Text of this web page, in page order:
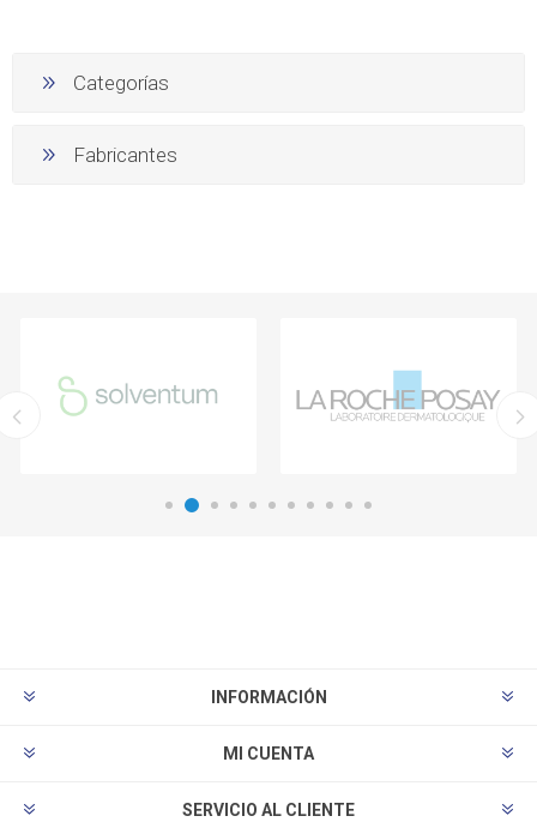
Categorías
Fabricantes
INFORMACIÓN
MI CUENTA
SERVICIO AL CLIENTE